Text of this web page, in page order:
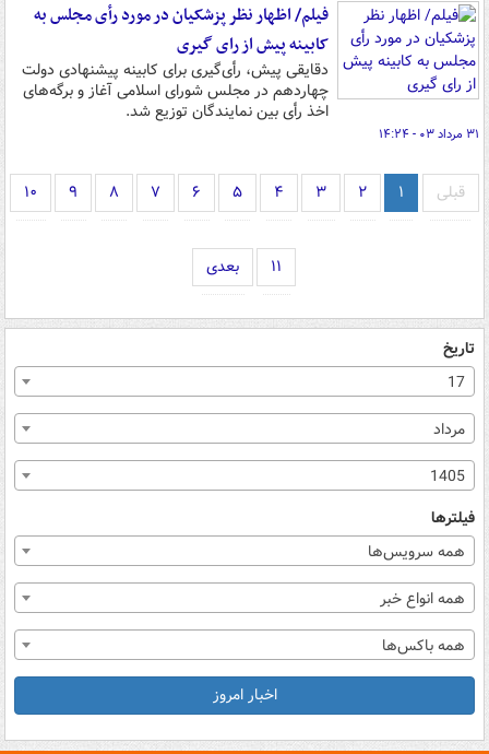
فیلم/ اظهار نظر پزشکیان در مورد رأی مجلس به
کابینه پیش از رای گیری
دقایقی پیش، رأی‌گیری برای کابینه پیشنهادی دولت
چهاردهم در مجلس شورای اسلامی آغاز و برگه‌های
اخذ رأی بین نمایندگان توزیع شد.
۳۱ مرداد ۰۳ - ۱۴:۲۴
قبلی ۱ ۲ ۳ ۴ ۵ ۶ ۷ ۸ ۹ ۱۰
۱۱ بعدی
تاریخ
17
مرداد
1405
فیلترها
همه سرویس‌ها
همه انواع خبر
همه باکس‌ها
اخبار امروز